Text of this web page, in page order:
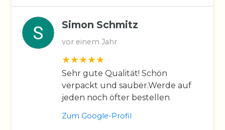
Simon Schmitz
vor einem Jahr
Sehr gute Qualität! Schön
verpackt und sauber.Werde auf
jeden noch öfter bestellen
Zum Google-Profil